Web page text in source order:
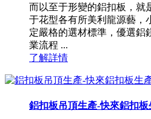
而以至于形變的鋁扣板，就
于花型各有所美利龍源藝，
定嚴格的選材標準，優選鋁
業流程 ...
了解詳情
鋁扣板吊頂生產-快來鋁扣